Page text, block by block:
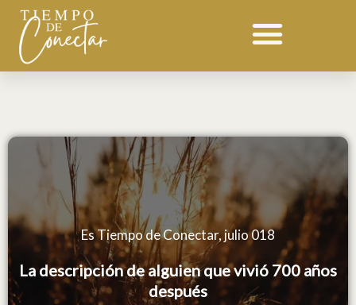
contenido
Devocional 018 julio
Es Tiempo de Conectar, julio 018
La descripción de alguien que vivió 700 años
después